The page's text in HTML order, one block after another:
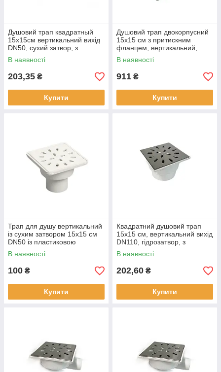
Душовий трап квадратный
15х15см вертикальний вихід
DN50, сухий затвор, з
решіткою з нержавіючої сталі
SANPREIS
В наявності
203,35 ₴
Купити
Душовий трап двокорпусний
15х15 см з притискним
фланцем, вертикальний,
решітка квадрат Sanpreis
В наявності
911 ₴
Купити
Трап для душу вертикальний
із сухим затвором 15х15 см
DN50 із пластиковою
решіткою SANPREIS
В наявності
100 ₴
Купити
Квадратний душовий трап
15х15 см, вертикальний вихід
DN110, гідрозатвор, з
решіткою з нержавіючої сталі
Maxiflow
В наявності
202,60 ₴
Купити